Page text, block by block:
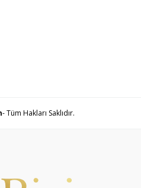
- Tüm Hakları Saklıdır.